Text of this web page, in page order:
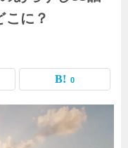
こに？
0